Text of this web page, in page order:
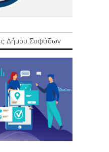
Δήμου Σοφάδων